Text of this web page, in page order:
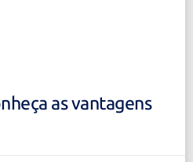
as vantagens